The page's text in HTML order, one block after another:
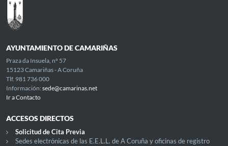
AYUNTAMIENTO DE CAMARIÑAS
Praza da Insuela, nº 57
15123 Camariñas - A Coruña
Tlf. 981 736 000
Información: sede@camarinas.net
Ir a Contacto
ACCESOS DIRECTOS
Solicitud de Cita Previa
Sedes electrónicas de las E.E.L.L. de A Coruña y oficinas de registro